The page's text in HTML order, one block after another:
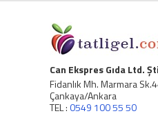
Can Ekspres Gıda Ltd.
Fidanlık Mh. Marmara
Çankaya/Ankara
TEL :0549 100 55 50